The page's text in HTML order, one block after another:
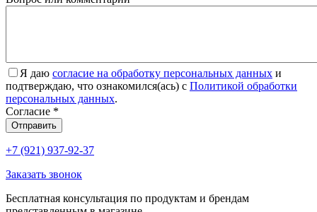
Я даю согласие на обработку персональных данных и
подтверждаю, что ознакомился(ась) с Политикой обработки
персональных данных.
Согласие *
Отправить
+7 (921) 937-92-37
Заказать звонок
Бесплатная консультация по продуктам и брендам